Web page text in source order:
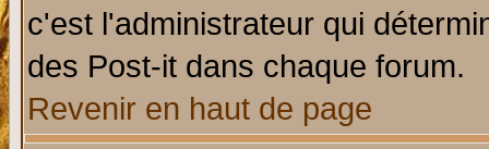
c'est l'administrateur qui
des Post-it dans chaque forum.
Revenir en haut de page